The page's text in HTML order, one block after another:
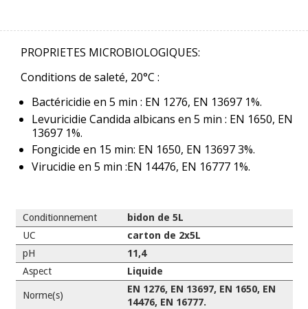
PROPRIETES MICROBIOLOGIQUES:
Conditions de saleté, 20°C :
Bactéricidie en 5 min : EN 1276, EN 13697 1%.
Levuricidie Candida albicans en 5 min : EN 1650, EN
13697 1%.
Fongicide en 15 min: EN 1650, EN 13697 3%.
Virucidie en 5 min :EN 14476, EN 16777 1%.
Conditionnement
bidon de 5L
UC
carton de 2x5L
pH
11,4
Aspect
Liquide
Norme(s)
EN 1276, EN 13697, EN 1650, EN
14476, EN 16777.